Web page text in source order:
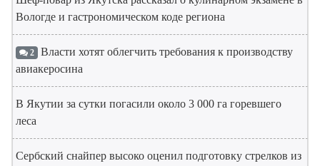
Вологде и гастрономическом коде региона
2 Власти хотят облегчить требования к производству
авиакеросина
В Якутии за сутки погасили около 3 000 га горевшего
леса
Сербский снайпер высоко оценил подготовку стрелков из